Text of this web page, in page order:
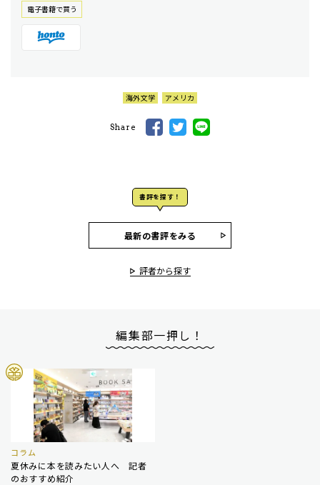
電⼦書籍で買う
海外文学 アメリカ
Share
書評を探す！
最新の書評をみる
評者から探す
編集部一押し！
コラム
夏休みに本を読みたい人へ 記者
のおすすめ紹介